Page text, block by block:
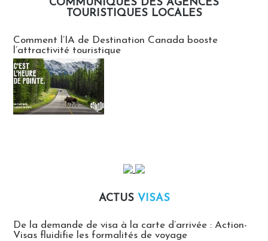
COMMUNIQUÉS DES AGENCES
TOURISTIQUES LOCALES
Comment l’IA de Destination Canada booste
l’attractivité touristique
ACTUS VISAS
De la demande de visa à la carte d’arrivée : Action-
Visas fluidifie les formalités de voyage